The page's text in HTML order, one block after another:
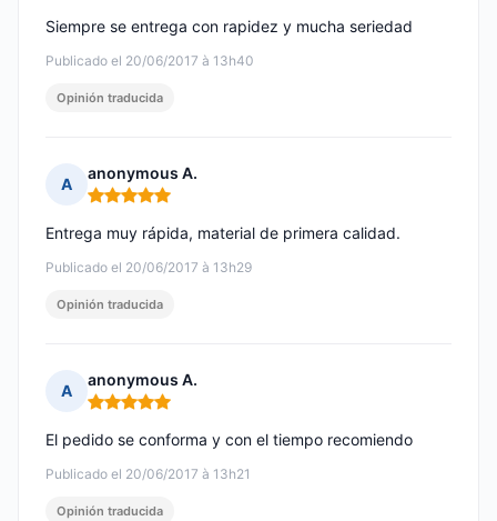
Publicado el 20/06/2017 à 13h40
Siempre se entrega con rapidez y mucha seriedad
Opinión traducida
A
anonymous A.
Nota: 5 de 5
Publicado el 20/06/2017 à 13h29
Entrega muy rápida, material de primera calidad.
Opinión traducida
A
anonymous A.
Nota: 5 de 5
Publicado el 20/06/2017 à 13h21
El pedido se conforma y con el tiempo recomiendo
Opinión traducida